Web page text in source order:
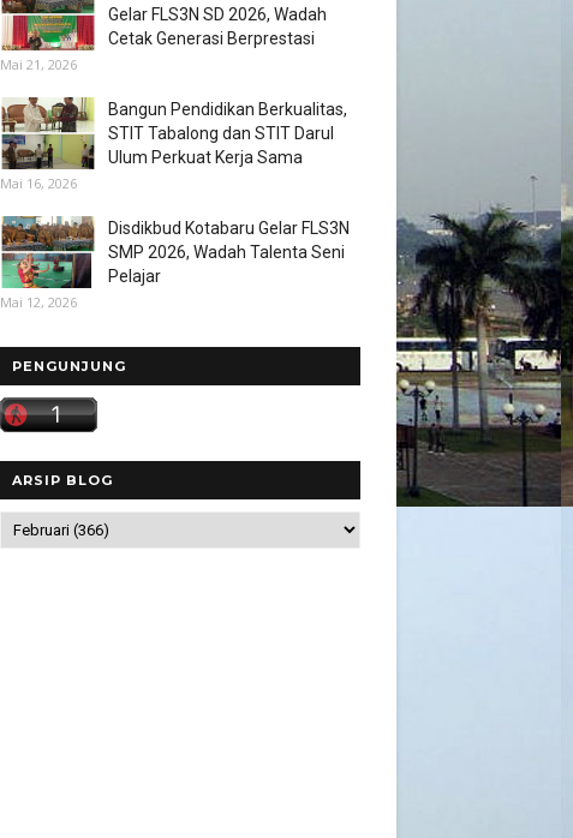
Gelar FLS3N SD 2026, Wadah
Cetak Generasi Berprestasi
Mai 21, 2026
Bangun Pendidikan Berkualitas,
STIT Tabalong dan STIT Darul
Ulum Perkuat Kerja Sama
Mai 16, 2026
Disdikbud Kotabaru Gelar FLS3N
SMP 2026, Wadah Talenta Seni
Pelajar
Mai 12, 2026
PENGUNJUNG
ARSIP BLOG